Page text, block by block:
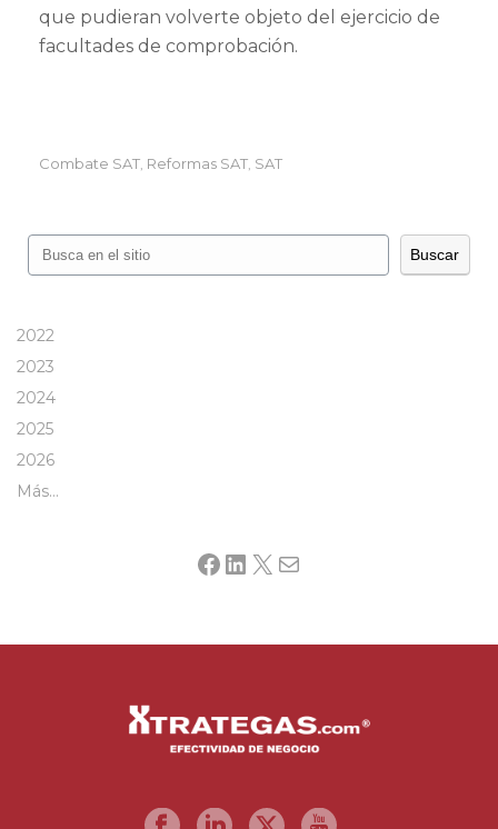
que pudieran volverte objeto del ejercicio de
facultades de comprobación.
Combate SAT Reformas SAT SAT
Buscar Buscar
2022
2023
2024
2025
2026
Más…
Facebook
LinkedIn
X Mail